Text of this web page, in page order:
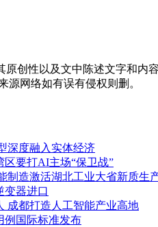
性以及文中陈述文字和内
源网络如有误有侵权则删。
深度融入实体经济
区要打AI主场“保卫战”
制造激活湖北工业大省新质生
变器进口
成都打造人工智能产业高地
例国际标准发布